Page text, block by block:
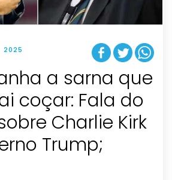
2025
a sarna que
coçar: Fala do
Charlie Kirk
Trump;